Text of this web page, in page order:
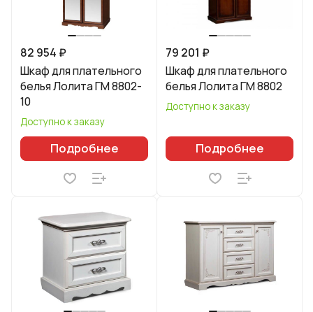
82 954 ₽
Шкаф для плательного
белья Лолита ГМ 8802-
10
Доступно к заказу
Подробнее
79 201 ₽
Шкаф для плательного
белья Лолита ГМ 8802
Доступно к заказу
Подробнее